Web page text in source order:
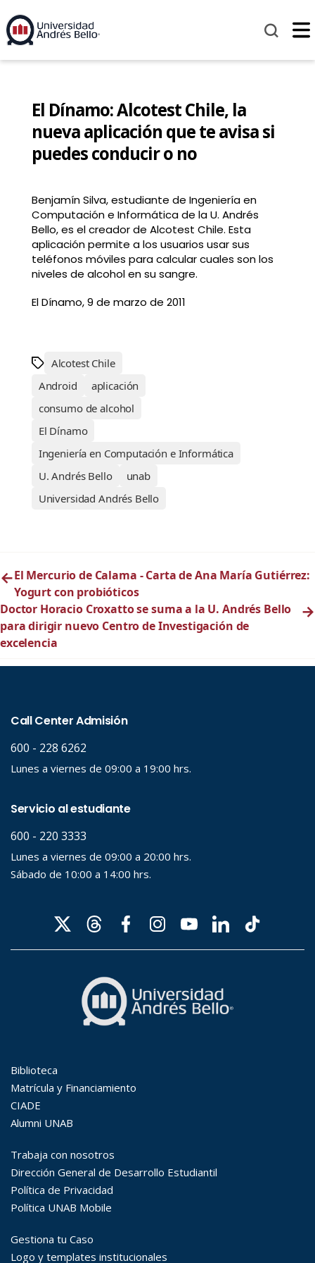
El Dínamo: Alcotest Chile, la
nueva aplicación que te avisa si
puedes conducir o no
Benjamín Silva, estudiante de Ingeniería en
Computación e Informática de la U. Andrés
Bello, es el creador de Alcotest Chile. Esta
aplicación permite a los usuarios usar sus
teléfonos móviles para calcular cuales son los
niveles de alcohol en su sangre.
El Dínamo, 9 de marzo de 2011
Alcotest Chile
Android
aplicación
consumo de alcohol
El Dínamo
Ingeniería en Computación e Informática
U. Andrés Bello
unab
Universidad Andrés Bello
←El Mercurio de Calama - Carta de Ana María Gutiérrez:
Yogurt con probióticos
Doctor Horacio Croxatto se suma a la U. Andrés Bello
para dirigir nuevo Centro de Investigación de
excelencia
→